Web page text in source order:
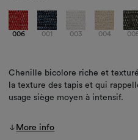
006 001 003 004
Chenille bicolore riche et
la texture des tapis et qui
usage siège moyen à intensif.
More info